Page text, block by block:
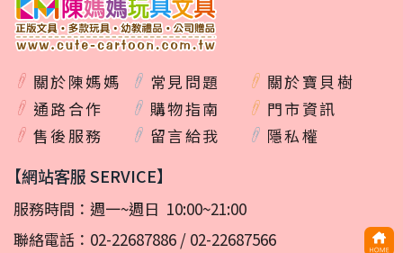
關於陳媽媽 常見問題
關於寶貝樹
通路合作
購物指南
門市資訊
售後服務
留言給我 隱私權
【網站客服 SERVICE】
服務時間：週一~週日 10:00~21:00
聯絡電話： 02-22687886 / 02-22687566